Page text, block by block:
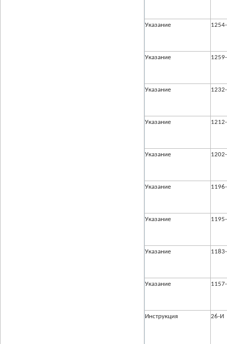
Указание
Указание
Указание
Указание
Указание
Указание
Указание
Указание
Указание
Инструкция 26-И